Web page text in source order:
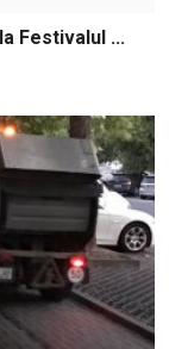
Festivalul ...